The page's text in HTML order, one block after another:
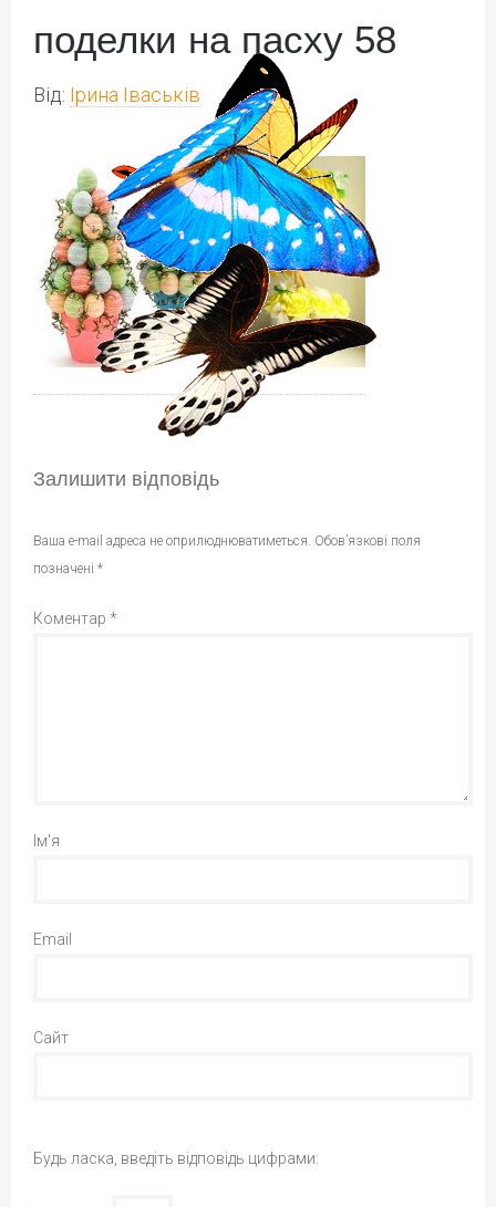
поделки на пасху 58
Від: Ірина Іваськів
Залишити відповідь
Ваша e-mail адреса не оприлюднюватиметься. Обов’язкові поля
позначені *
Коментар *
Ім'я
Email
Сайт
Будь ласка, введіть відповідь цифрами: